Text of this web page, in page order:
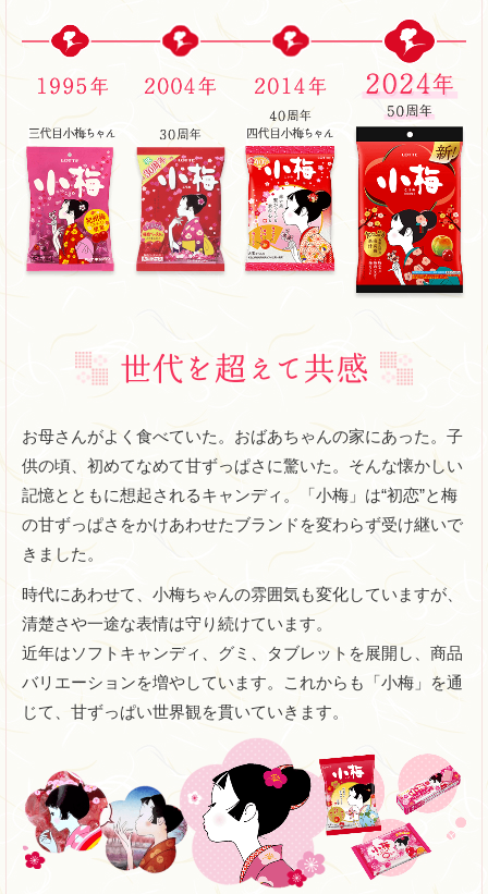
お母さんがよく食べていた。おばあちゃんの家にあった。子
供の頃、初めてなめて甘ずっぱさに驚いた。そんな懐かしい
記憶とともに想起されるキャンディ。「小梅」は“初恋”と梅
の甘ずっぱさをかけあわせたブランドを変わらず受け継いで
きました。
時代にあわせて、小梅ちゃんの雰囲気も変化していますが、
清楚さや一途な表情は守り続けています。
近年はソフトキャンディ、グミ、タブレットを展開し、商品
バリエーションを増やしています。これからも「小梅」を通
じて、甘ずっぱい世界観を貫いていきます。